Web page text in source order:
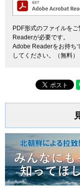
PDF形式のファイルを
Readerが必要です。
Adobe Readerをお持ち
してください。（無料）